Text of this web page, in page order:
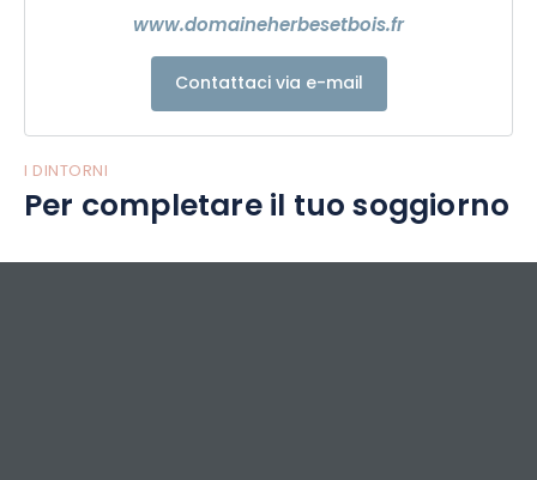
www.domaineherbesetbois.fr
Contattaci via e-mail
I DINTORNI
Per completare il tuo soggiorno